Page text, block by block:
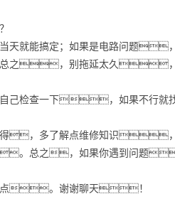
能搞定；如果是电路问题
总之，别拖延太久
检查一下，如果不行就找
，多了解点维修知识，
。总之，如果你遇到问题
点。谢谢聊天！